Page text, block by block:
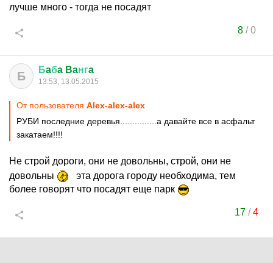
лучше много - тогда не посадят
8/0
Б Бaбa Baнгa
13:53, 13.05.2015
От пользователя Alex-alex-alex
РУБИ последние деревья...............а давайте все в асфальт
закатаем!!!!
Не строй дороги, они не довольны, строй, они не
довольны
эта дорога городу необходима, тем
более говорят что посадят еще парк
17 /4